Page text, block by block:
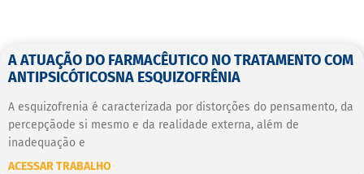
A ATUAÇÃO DO FARMACÊUTICO NO TRATAMENTO COM
ANTIPSICÓTICOSNA ESQUIZOFRÊNIA
A esquizofrenia é caracterizada por distorções do pensamento, da
percepçãode si mesmo e da realidade externa, além de
inadequação e
ACESSAR TRABALHO